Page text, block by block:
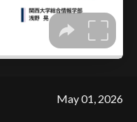
May 01, 2026